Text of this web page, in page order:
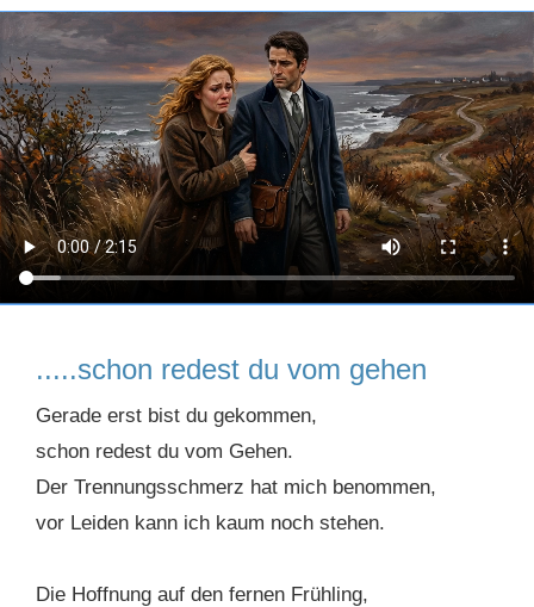
.....schon redest du vom gehen
Gerade erst bist du gekommen,
schon redest du vom Gehen.
Der Trennungsschmerz hat mich benommen,
vor Leiden kann ich kaum noch stehen.
Die Hoffnung auf den fernen Frühling,